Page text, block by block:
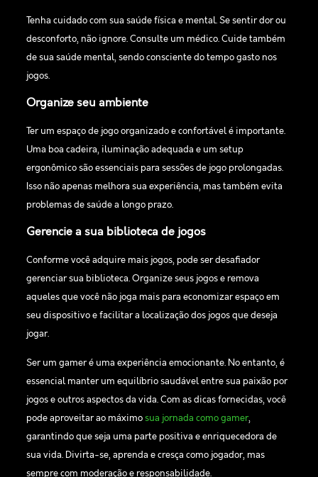
Tenha cuidado com sua saúde física e mental. Se sentir dor ou
desconforto, não ignore. Consulte um médico. Cuide também
de sua saúde mental, sendo consciente do tempo gasto nos
jogos.
Organize seu ambiente
Ter um espaço de jogo organizado e confortável é importante.
Uma boa cadeira, iluminação adequada e um setup
ergonômico são essenciais para sessões de jogo prolongadas.
Isso não apenas melhora sua experiência, mas também evita
problemas de saúde a longo prazo.
Gerencie a sua biblioteca de jogos
Conforme você adquire mais jogos, pode ser desafiador
gerenciar sua biblioteca. Organize seus jogos e remova
aqueles que você não joga mais para economizar espaço em
seu dispositivo e facilitar a localização dos jogos que deseja
jogar.
Ser um gamer é uma experiência emocionante. No entanto, é
essencial manter um equilíbrio saudável entre sua paixão por
jogos e outros aspectos da vida. Com as dicas fornecidas, você
pode aproveitar ao máximosua jornada como gamer,
garantindo que seja uma parte positiva e enriquecedora de
sua vida. Divirta-se, aprenda e cresça como jogador, mas
sempre com moderação e responsabilidade.